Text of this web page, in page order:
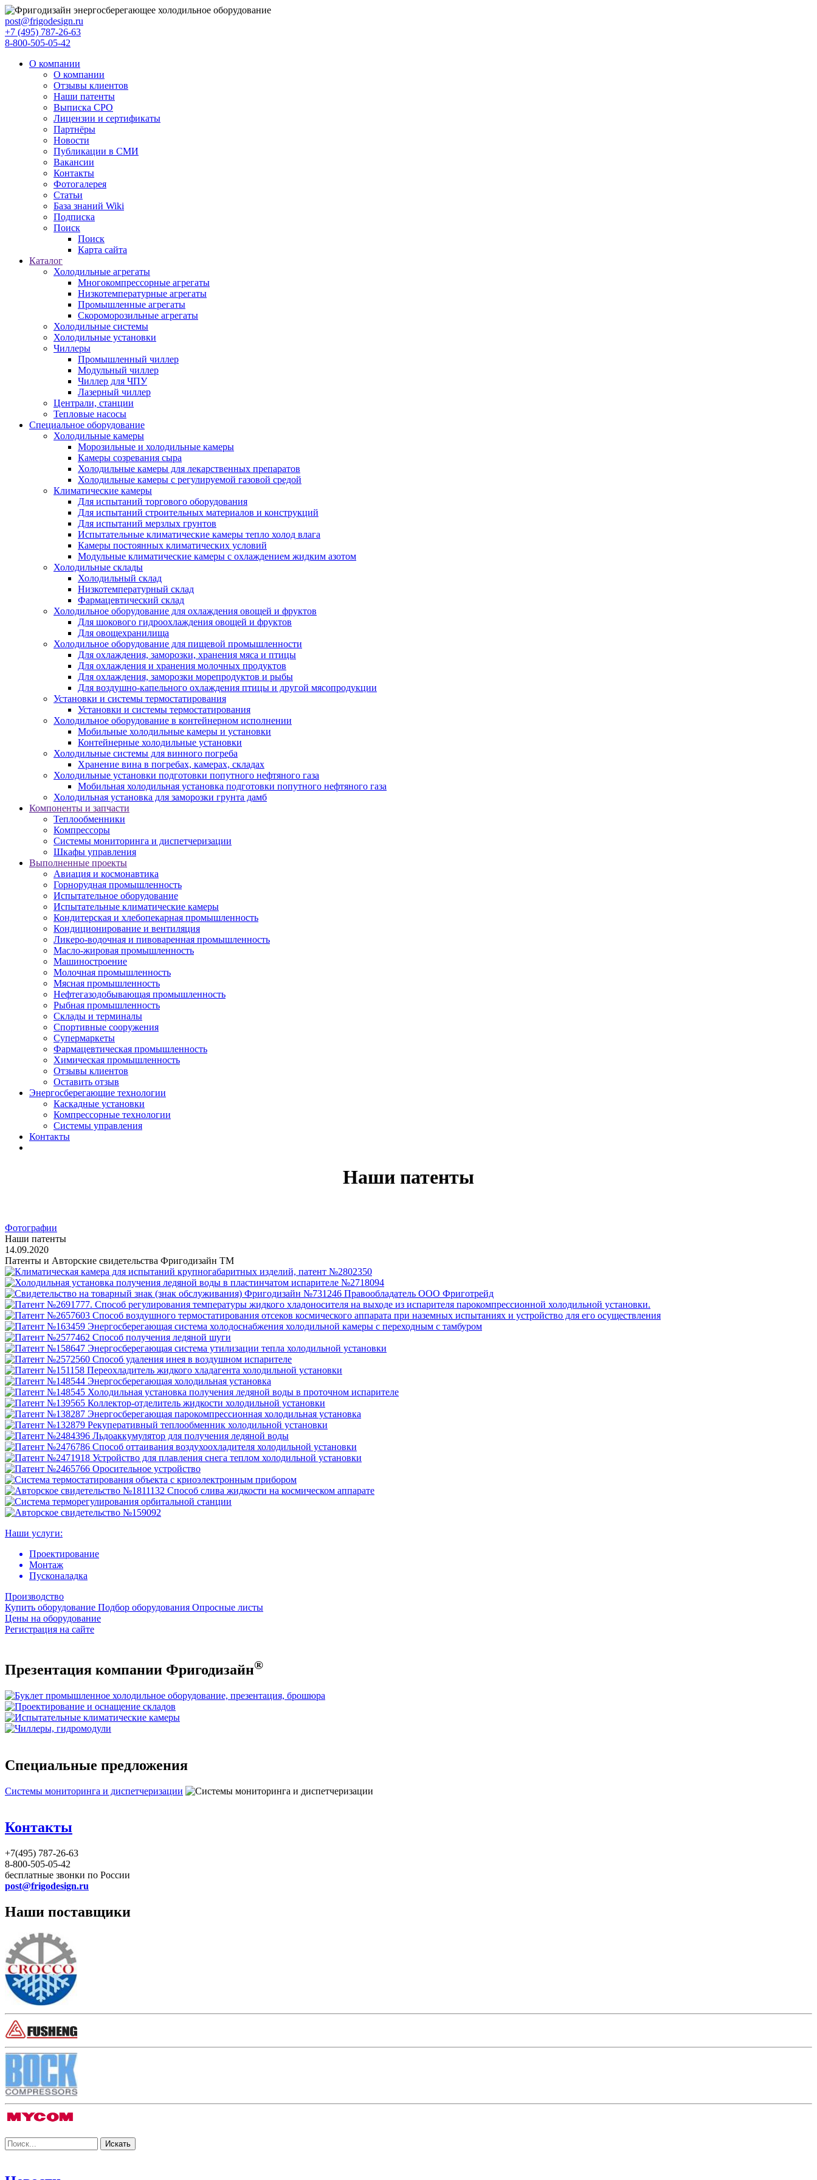
post@frigodesign.ru
+7 (495) 787-26-63
8-800-505-05-42
О компании
О компании
Отзывы клиентов
Наши патенты
Выписка СРО
Лицензии и сертификаты
Партнёры
Новости
Публикации в СМИ
Вакансии
Контакты
Фотогалерея
Статьи
База знаний Wiki
Подписка
Поиск
Поиск
Карта сайта
Каталог
Холодильные агрегаты
Многокомпрессорные агрегаты
Низкотемпературные агрегаты
Промышленные агрегаты
Скороморозильные агрегаты
Холодильные системы
Холодильные установки
Чиллеры
Промышленный чиллер
Модульный чиллер
Чиллер для ЧПУ
Лазерный чиллер
Централи, станции
Тепловые насосы
Специальное оборудование
Холодильные камеры
Морозильные и холодильные камеры
Камеры созревания сыра
Холодильные камеры для лекарственных препаратов
Холодильные камеры с регулируемой газовой средой
Климатические камеры
Для испытаний торгового оборудования
Для испытаний строительных материалов и конструкций
Для испытаний мерзлых грунтов
Испытательные климатические камеры тепло холод влага
Камеры постоянных климатических условий
Модульные климатические камеры с охлаждением жидким азотом
Холодильные склады
Холодильный склад
Низкотемпературный склад
Фармацевтический склад
Холодильное оборудование для охлаждения овощей и фруктов
Для шокового гидроохлаждения овощей и фруктов
Для овощехранилища
Холодильное оборудование для пищевой промышленности
Для охлаждения, заморозки, хранения мяса и птицы
Для охлаждения и хранения молочных продуктов
Для охлаждения, заморозки морепродуктов и рыбы
Для воздушно-капельного охлаждения птицы и другой мясопродукции
Установки и системы термостатирования
Установки и системы термостатирования
Холодильное оборудование в контейнерном исполнении
Мобильные холодильные камеры и установки
Контейнерные холодильные установки
Холодильные системы для винного погреба
Хранение вина в погребах, камерах, складах
Холодильные установки подготовки попутного нефтяного газа
Мобильная холодильная установка подготовки попутного нефтяного газа
Холодильная установка для заморозки грунта дамб
Компоненты и запчасти
Теплообменники
Компрессоры
Системы мониторинга и диспетчеризации
Шкафы управления
Выполненные проекты
Авиация и космонавтика
Горнорудная промышленность
Испытательное оборудование
Испытательные климатические камеры
Кондитерская и хлебопекарная промышленность
Кондиционирование и вентиляция
Ликеро-водочная и пивоваренная промышленность
Масло-жировая промышленность
Машиностроение
Молочная промышленность
Мясная промышленность
Нефтегазодобывающая промышленность
Рыбная промышленность
Склады и терминалы
Спортивные сооружения
Супермаркеты
Фармацевтическая промышленность
Химическая промышленность
Отзывы клиентов
Оставить отзыв
Энергосберегающие технологии
Каскадные установки
Компрессорные технологии
Системы управления
Контакты
Наши патенты
Фотографии
Наши патенты
14.09.2020
Патенты и Авторские свидетельства Фригодизайн ТМ
Наши услуги:
Проектирование
Монтаж
Пусконаладка
Производство
Купить оборудование Подбор оборудования Опросные листы
Цены на оборудование
Регистрация на сайте
Презентация компании Фригодизайн®
Специальные предложения
Системы мониторинга и диспетчеризации
Контакты
+7(495) 787-26-63
8-800-505-05-42
бесплатные звонки по России
post@frigodesign.ru
Наши поставщики